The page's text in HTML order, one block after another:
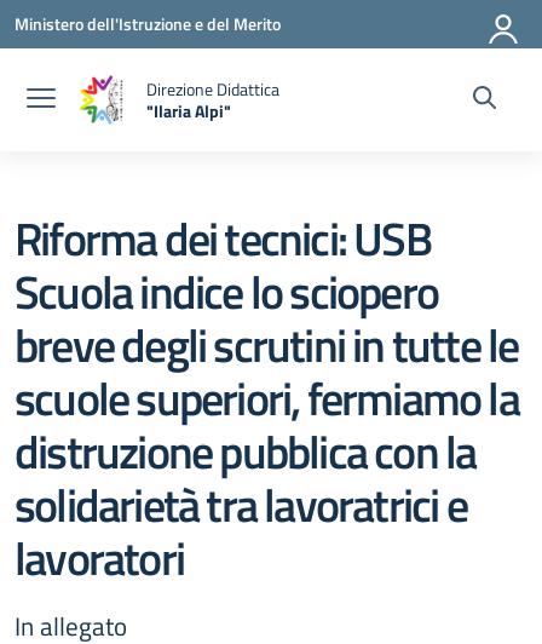
Vai ai contenuti
Vai al menu di navigazione
Vai al footer
Ministero dell'Istruzione e del Merito
Direzione Didattica
"Ilaria Alpi"
Riforma dei tecnici: USB
Scuola indice lo sciopero
breve degli scrutini in tutte le
scuole superiori, fermiamo la
distruzione pubblica con la
solidarietà tra lavoratrici e
lavoratori
In allegato